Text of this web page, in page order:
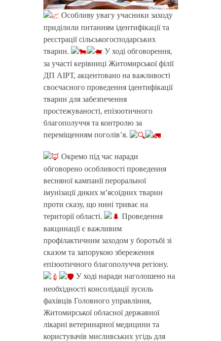
Особливу увагу учасники заходу
приділили питанням ідентифікації та
реєстрації сільськогосподарських
тварин.
У ході обговорення,
за участі керівниці Житомирської філії
ДП АІРТ, акцентовано на важливості
своєчасного проведення ідентифікації
тварин для забезпечення
простежуваності, епізоотичного
благополуччя та контролю за
переміщенням поголів’я.
Окремо під час наради
обговорено особливості проведення
весняної кампанії пероральної
імунізації диких м’ясоїдних тварин
проти сказу, що нині триває на
території області.
Проведення
вакцинації є важливим
профілактичним заходом у боротьбі зі
сказом та запорукою збереження
епізоотичного благополуччя регіону.
У ході наради наголошено на
необхідності консолідації зусиль
фахівців Головного управління,
Житомирської обласної державної
лікарні ветеринарної медицини та
користувачів мисливських угідь для